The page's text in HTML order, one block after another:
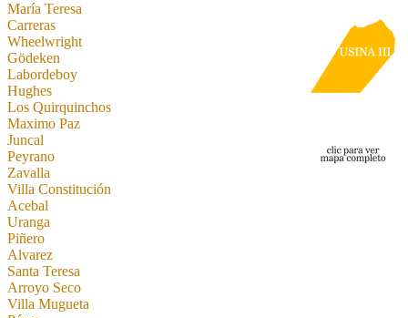
María Teresa
Carreras
Wheelwright
Gödeken
Labordeboy
Hughes
Los Quirquinchos
Maximo Paz
Juncal
Peyrano
Zavalla
Villa Constitución
Acebal
Uranga
Piñero
Alvarez
Santa Teresa
Arroyo Seco
Villa Mugueta